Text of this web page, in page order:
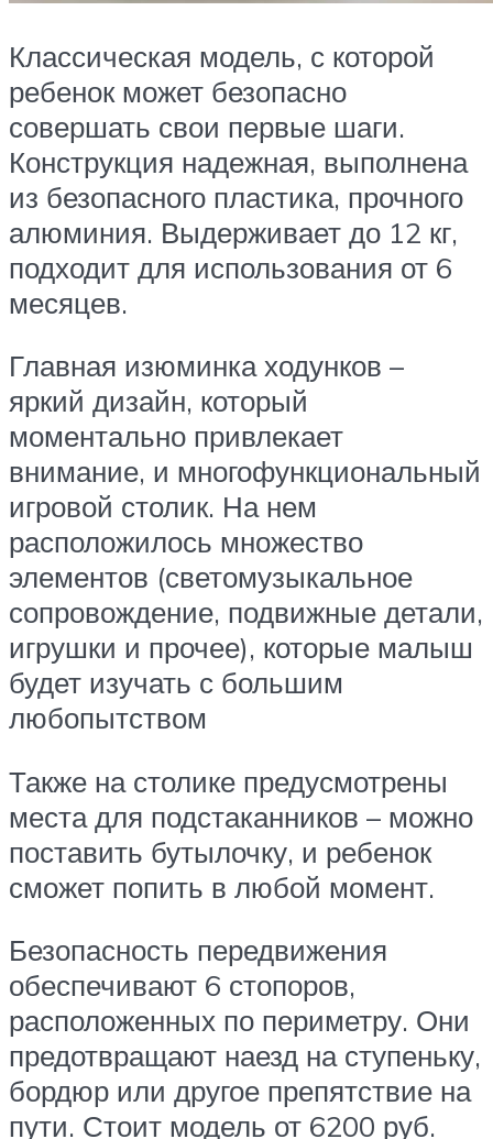
Классическая модель, с которой
ребенок может безопасно
совершать свои первые шаги.
Конструкция надежная, выполнена
из безопасного пластика, прочного
алюминия. Выдерживает до 12 кг,
подходит для использования от 6
месяцев.
Главная изюминка ходунков –
яркий дизайн, который
моментально привлекает
внимание, и многофункциональный
игровой столик. На нем
расположилось множество
элементов (светомузыкальное
сопровождение, подвижные детали,
игрушки и прочее), которые малыш
будет изучать с большим
любопытством
Также на столике предусмотрены
места для подстаканников – можно
поставить бутылочку, и ребенок
сможет попить в любой момент.
Безопасность передвижения
обеспечивают 6 стопоров,
расположенных по периметру. Они
предотвращают наезд на ступеньку,
бордюр или другое препятствие на
пути. Стоит модель от 6200 руб.